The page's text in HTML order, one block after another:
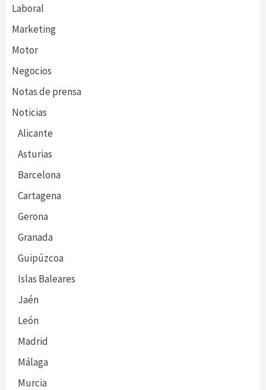
Laboral
Marketing
Motor
Negocios
Notas de prensa
Noticias
Alicante
Asturias
Barcelona
Cartagena
Gerona
Granada
Guipúzcoa
Islas Baleares
Jaén
León
Madrid
Málaga
Murcia